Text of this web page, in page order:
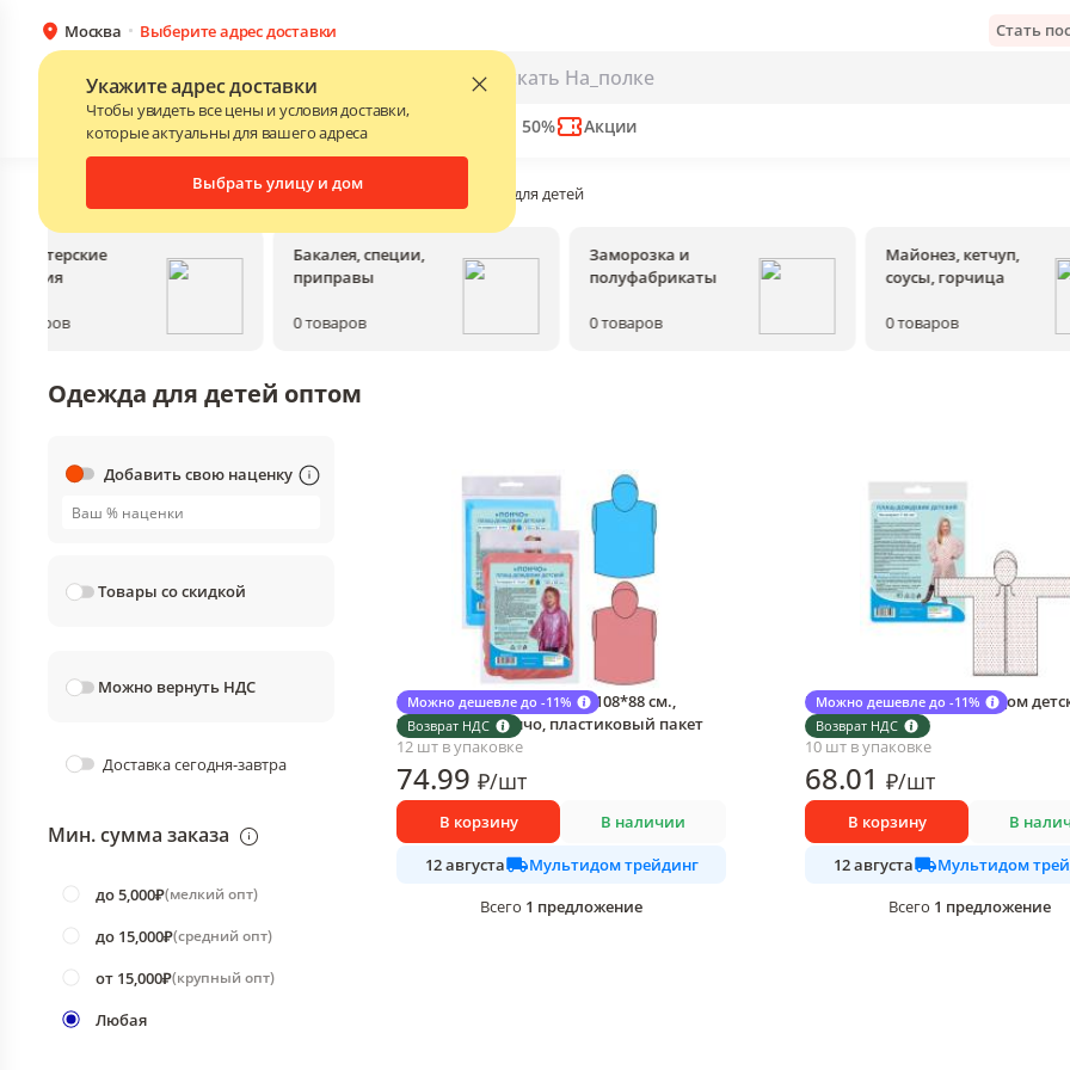
Москва Выберите адрес доставки
Укажите адрес доставки
Чтобы увидеть все цены и условия доставки,
которые актуальны для вашего адреса
Выбрать улицу и дом
Стать
Каталог
БрендыПрайс-листы поставщиков Скидки до 50% Акции
Каталог • Детские товары и питание Одежда для детей
товаров
Бакалея, специи,
приправы
0товаров
Заморозка и
полуфабрикаты
0товаров
Майонез, кетчуп,
соусы, горчица
0товаров
Одежда для детей оптом
Добавить свою наценку
Товары со скидкой
Можно вернуть НДС
Доставка сегодня-завтра
Мин. сумма заказа
до 5,000₽(мелкий опт)
до 15,000₽(средний опт)
от 15,000₽(крупный опт)
Любая
Можно дешевле до -11%
Возврат НДС
Плащ-дождевик детский 108*88 cм.,
Мультидом Пончо, пластиковый пакет
12 шт в упаковке
74.99 ₽/шт
В корзину В наличии
12 августа
Мультидом трейдинг
Всего 1 предложение
Можно дешевле до -11%
Возврат НДС
Плащ-дождевик Мультидом
возраст 7-10 лет
10 шт в упаковке
68.01 ₽/шт
В корзину В
12 августа
Мультидом
Всего 1 предложение